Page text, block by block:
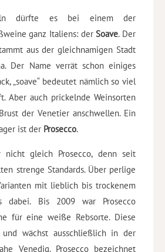
dürfte es bei einem der
ganz Italiens: derSoave. Der
aus der gleichnamigen Stadt
Der Name verrät schon einiges
„soave“ bedeutet nämlich so viel
Aber auch prickelnde Weinsorten
der Venetier anschwellen. Ein
ist der Prosecco.
nicht gleich Prosecco, denn seit
strenge Standards. Über perlige
mit lieblich bis trockenem
dabei. Bis 2009 war Prosecco
für eine weiße Rebsorte. Diese
und wächst ausschließlich in der
Venedig. Prosecco bezeichnet